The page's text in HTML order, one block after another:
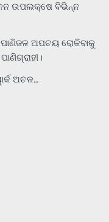
ଉପଲକ୍ଷେ ବିଭିନ୍ନ
ପାଣିଜଳ ଅପଚୟ ରୋକିବାକୁ
ଅଚଳ…